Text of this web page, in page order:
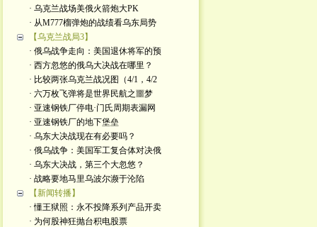
· 乌克兰战场美俄火箭炮大PK
· 从M777榴弹炮的战绩看乌东局势
【乌克兰战局3】
· 俄乌战争走向：美国退休将军的预
· 西方忽悠的俄乌大决战在哪里？
· 比较两张乌克兰战况图（4/1，4/2
· 六万枚飞弹将是世界民航之噩梦
· 亚速钢铁厂停电·门氏周期表漏网
· 亚速钢铁厂的地下堡垒
· 乌东大决战现在有必要吗？
· 俄乌战争：美国军工复合体对决俄
· 乌东大决战，第三个大忽悠？
· 战略要地马里乌波尔濒于沦陷
【新闻转播】
· 懂王狱照：永不投降系列产品开卖
· 为何股神狂抛台积电股票